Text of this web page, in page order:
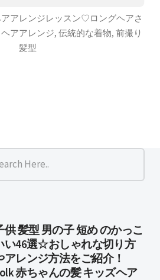
アレンジレッスン♡ロングヘアさ
アアレンジ, 伝統的な着物, 前撮り
髪型
供 髪型 男の子 短め のかっこ
い46選☆おしゃれな切り方
アレンジ方法をご紹介！
赤ちゃんの髪 キッズヘア